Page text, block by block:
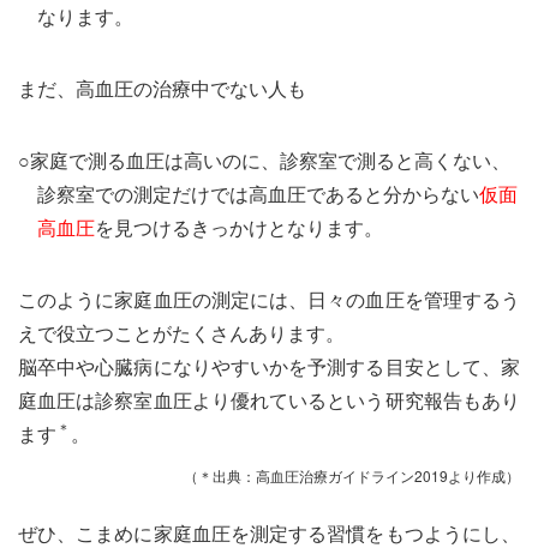
なります。
まだ、高血圧の治療中でない人も
○家庭で測る血圧は高いのに、診察室で測ると高くない、
診察室での測定だけでは高血圧であると分からない仮面
高血圧を見つけるきっかけとなります。
このように家庭血圧の測定には、日々の血圧を管理するう
えで役立つことがたくさんあります。
脳卒中や心臓病になりやすいかを予測する目安として、家
庭血圧は診察室血圧より優れているという研究報告もあり
ます ＊ 。
（＊出典：高血圧治療ガイドライン2019より作成）
ぜひ、こまめに家庭血圧を測定する習慣をもつようにし、